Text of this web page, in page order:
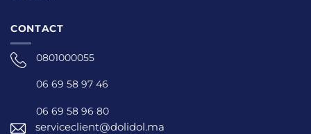
CONTACT
0801000055
06 69 58 97 46
06 69 58 96 80
serviceclient@dolidol.ma